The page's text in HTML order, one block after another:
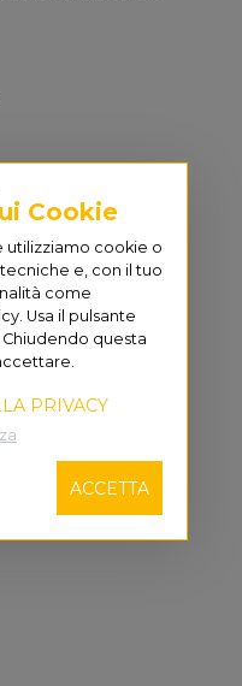
Cookie
utilizziamo cookie o
e, con il tuo
come
Usa il pulsante
questa
PRIVACY
ACCETTA